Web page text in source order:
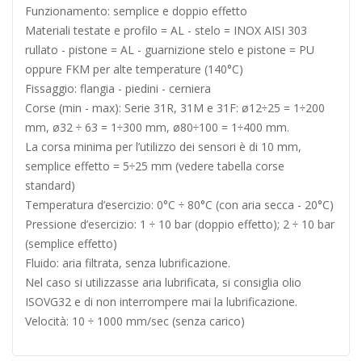
Funzionamento: semplice e doppio effetto
Materiali testate e profilo = AL - stelo = INOX AISI 303
rullato - pistone = AL - guarnizione stelo e pistone = PU
oppure FKM per alte temperature (140°C)
Fissaggio: flangia - piedini - cerniera
Corse (min - max): Serie 31R, 31M e 31F: ø12÷25 = 1÷200
mm, ø32 ÷ 63 = 1÷300 mm, ø80÷100 = 1÷400 mm.
La corsa minima per l’utilizzo dei sensori è di 10 mm,
semplice effetto = 5÷25 mm (vedere tabella corse
standard)
Temperatura d’esercizio: 0°C ÷ 80°C (con aria secca - 20°C)
Pressione d’esercizio: 1 ÷ 10 bar (doppio effetto); 2 ÷ 10 bar
(semplice effetto)
Fluido: aria filtrata, senza lubrificazione.
Nel caso si utilizzasse aria lubrificata, si consiglia olio
ISOVG32 e di non interrompere mai la lubrificazione.
Velocità: 10 ÷ 1000 mm/sec (senza carico)